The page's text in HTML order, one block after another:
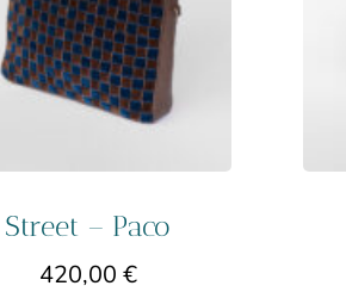
Street – Paco
420,00 €